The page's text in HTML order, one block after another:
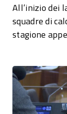
All’inizio dei
squadre di
stagione